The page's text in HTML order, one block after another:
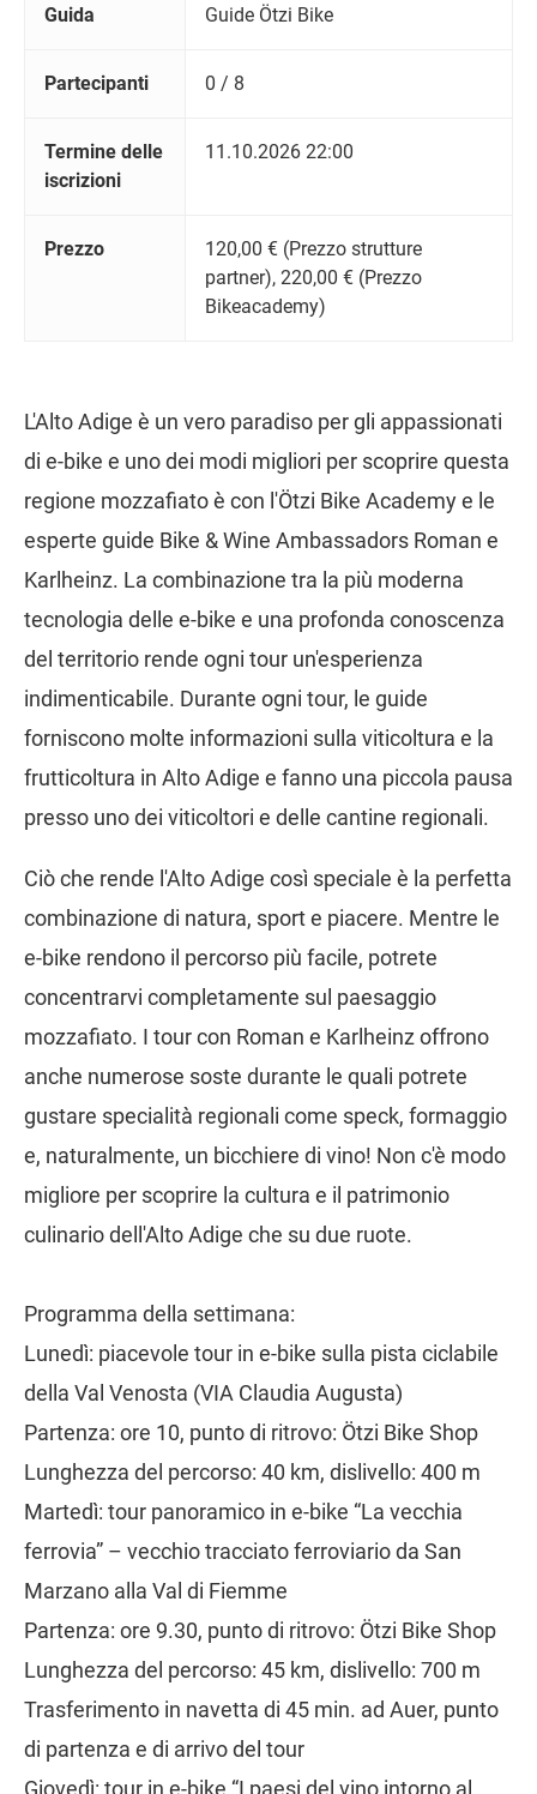
Guida Guide Ötzi Bike
Partecipanti 0 / 8
Termine delle
iscrizioni
11.10.2026 22:00
Prezzo
120,00 € (Prezzo strutture
partner), 220,00 € (Prezzo
Bikeacademy)
L'Alto Adige è un vero paradiso per gli appassionati
di e-bike e uno dei modi migliori per scoprire questa
regione mozzafiato è con l'Ötzi Bike Academy e le
esperte guide Bike & Wine Ambassadors Roman e
Karlheinz. La combinazione tra la più moderna
tecnologia delle e-bike e una profonda conoscenza
del territorio rende ogni tour un'esperienza
indimenticabile. Durante ogni tour, le guide
forniscono molte informazioni sulla viticoltura e la
frutticoltura in Alto Adige e fanno una piccola pausa
presso uno dei viticoltori e delle cantine regionali.
Ciò che rende l'Alto Adige così speciale è la perfetta
combinazione di natura, sport e piacere. Mentre le
e-bike rendono il percorso più facile, potrete
concentrarvi completamente sul paesaggio
mozzafiato. I tour con Roman e Karlheinz offrono
anche numerose soste durante le quali potrete
gustare specialità regionali come speck, formaggio
e, naturalmente, un bicchiere di vino! Non c'è modo
migliore per scoprire la cultura e il patrimonio
culinario dell'Alto Adige che su due ruote.
Programma della settimana:
Lunedì: piacevole tour in e-bike sulla pista ciclabile
della Val Venosta (VIA Claudia Augusta)
Partenza: ore 10, punto di ritrovo: Ötzi Bike Shop
Lunghezza del percorso: 40 km, dislivello: 400 m
Martedì: tour panoramico in e-bike “La vecchia
ferrovia” – vecchio tracciato ferroviario da San
Marzano alla Val di Fiemme
Partenza: ore 9.30, punto di ritrovo: Ötzi Bike Shop
Lunghezza del percorso: 45 km, dislivello: 700 m
Trasferimento in navetta di 45 min. ad Auer, punto
di partenza e di arrivo del tour
Giovedì: tour in e-bike “I paesi del vino intorno al